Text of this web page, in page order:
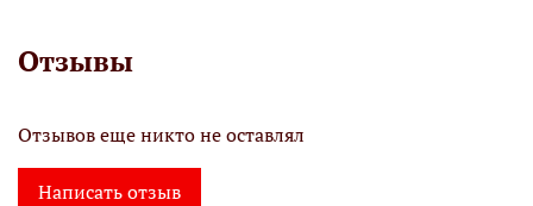
Отзывы
Отзывов еще никто не оставлял
Написать отзыв